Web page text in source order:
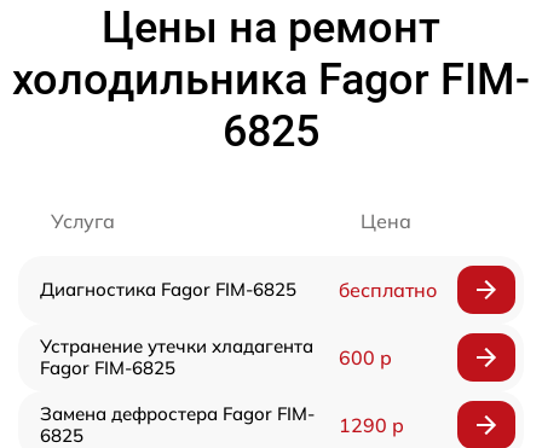
Цены на ремонт
холодильника Fagor FIM-
6825
Услуга Цена
Диагностика Fagor FIM-6825 бесплатно
Устранение утечки хладагента
Fagor FIM-6825
600 р
Замена дефростера Fagor FIM-
6825
1290 р